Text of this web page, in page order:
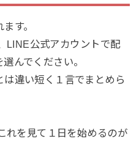
す。
LINE公式アカウントで配
んでください。
は違い短く１言でまとめら
れを見て１日を始めるのが